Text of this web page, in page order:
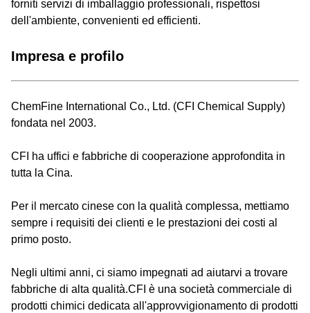
forniti servizi di imballaggio professionali, rispettosi
dell'ambiente, convenienti ed efficienti.
Impresa e profilo
ChemFine International Co., Ltd. (CFI Chemical Supply)
fondata nel 2003.
CFI ha uffici e fabbriche di cooperazione approfondita in
tutta la Cina.
Per il mercato cinese con la qualità complessa, mettiamo
sempre i requisiti dei clienti e le prestazioni dei costi al
primo posto.
Negli ultimi anni, ci siamo impegnati ad aiutarvi a trovare
fabbriche di alta qualità.CFI è una società commerciale di
prodotti chimici dedicata all'approvvigionamento di prodotti